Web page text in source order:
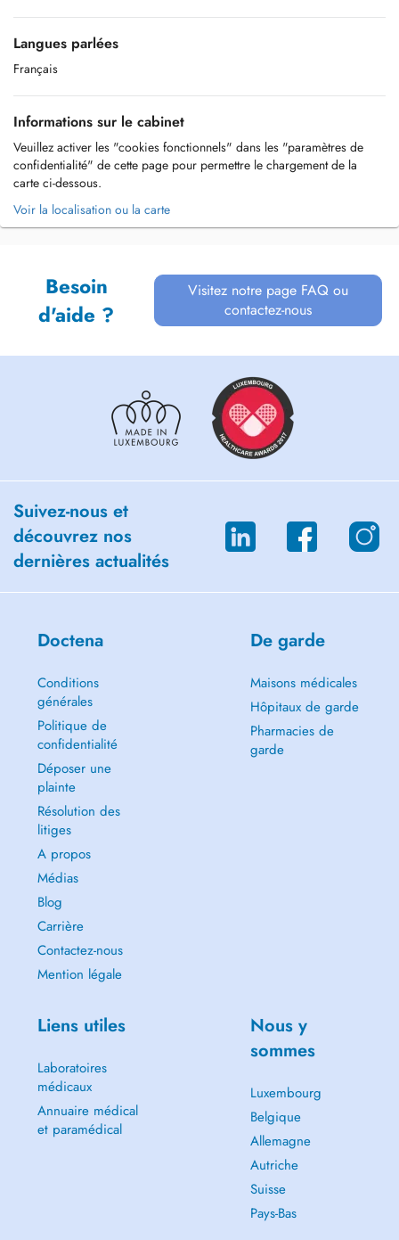
Langues parlées
Français
Informations sur le cabinet
Veuillez activer les "cookies fonctionnels" dans les "paramètres de
confidentialité" de cette page pour permettre le chargement de la
carte ci-dessous.
Voir la localisation ou la carte
Besoin
d'aide ?
Visitez notre page FAQ ou
contactez-nous
Suivez-nous et
découvrez nos
dernières actualités
Doctena
Conditions
générales
Politique de
confidentialité
Déposer une
plainte
Résolution des
litiges
A propos
Médias
Blog
Carrière
Contactez-nous
Mention légale
De garde
Maisons médicales
Hôpitaux de garde
Pharmacies de
garde
Liens utiles
Laboratoires
médicaux
Annuaire médical
et paramédical
Nous y
sommes
Luxembourg
Belgique
Allemagne
Autriche
Suisse
Pays-Bas